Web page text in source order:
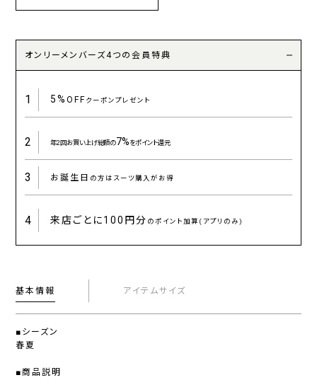
オンリーメンバーズ4つの会員特典
1 5%OFFクーポンプレゼント
2 年2回お買い上げ総額の7%をポイント還元
3 お誕生日 の方はスーツ購入がお得
4 来店ごとに100円分 のポイント加算(アプリのみ)
基本情報 アイテムサイズ
■シーズン
春夏
■商品説明